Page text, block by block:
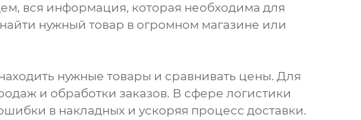
вся информация, которая необходима для
нужный товар в огромном магазине или
нужные товары и сравнивать цены. Для
и обработки заказов. В сфере логистики
в накладных и ускоряя процесс доставки.